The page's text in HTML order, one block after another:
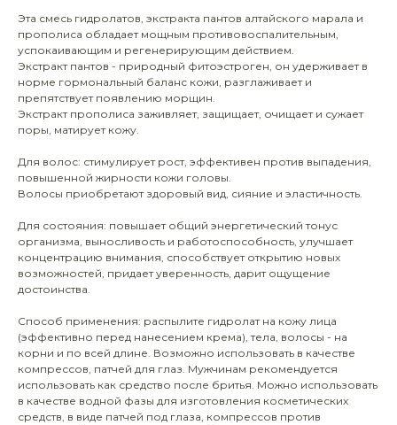
Эта смесь гидролатов, экстракта пантов алтайского марала и
прополиса обладает мощным противовоспалительным,
успокаивающим и регенерирующим действием.
Экстракт пантов - природный фитоэстроген, он удерживает в
норме гормональный баланс кожи, разглаживает и
препятствует появлению морщин.
Экстракт прополиса заживляет, защищает, очищает и сужает
поры, матирует кожу.
Для волос: стимулирует рост, эффективен против выпадения,
повышенной жирности кожи головы.
Волосы приобретают здоровый вид, сияние и эластичность.
Для состояния: повышает общий энергетический тонус
организма, выносливость и работоспособность, улучшает
концентрацию внимания, способствует открытию новых
возможностей, придает уверенность, дарит ощущение
достоинства.
Способ применения: распылите гидролат на кожу лица
(эффективно перед нанесением крема), тела, волосы - на
корни и по всей длине. Возможно использовать в качестве
компрессов, патчей для глаз. Мужчинам рекомендуется
использовать как средство после бритья. Можно использовать
в качестве водной фазы для изготовления косметических
средств, в виде патчей под глаза, компрессов против